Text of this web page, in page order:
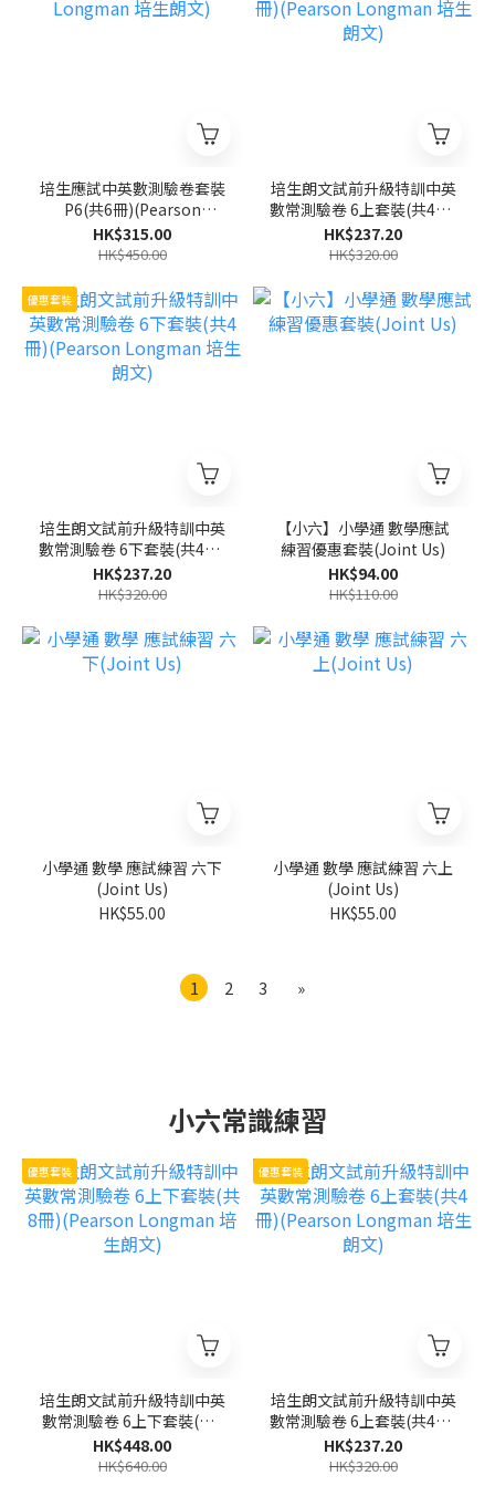
培生應試中英數測驗卷套裝
P6(共6冊)(Pearson
Longman 培生朗文)
HK$315.00
HK$450.00
培生朗文試前升級特訓中英
數常測驗卷 6上套裝(共4冊)
(Pearson Longman 培生
朗文)
HK$237.20
HK$320.00
優惠套裝
培生朗文試前升級特訓中英
數常測驗卷 6下套裝(共4冊)
(Pearson Longman 培生
朗文)
HK$237.20
HK$320.00
【小六】小學通 數學應試
練習優惠套裝(Joint Us)
HK$94.00
HK$110.00
小學通 數學 應試練習 六下
(Joint Us)
HK$55.00
小學通 數學 應試練習 六上
(Joint Us)
HK$55.00
1 2 3 »
小六常識練習
優惠套裝
培生朗文試前升級特訓中英
數常測驗卷 6上下套裝(共8
冊)(Pearson Longman 培
生朗文)
HK$448.00
HK$640.00
優惠套裝
培生朗文試前升級特訓中英
數常測驗卷 6上套裝(共4冊)
(Pearson Longman 培生
朗文)
HK$237.20
HK$320.00